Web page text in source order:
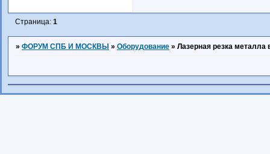
Страница: 1
» ФОРУМ СПБ И МОСКВЫ » Оборудование » Лазерная резка металла